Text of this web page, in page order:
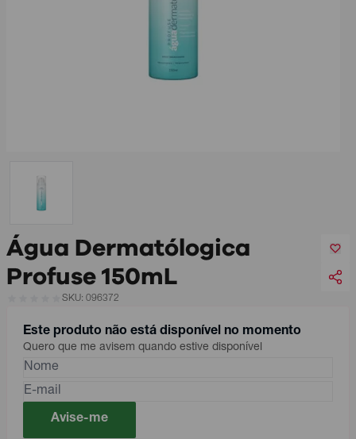
Água Dermatólogica
Profuse 150mL
SKU: 096372
Este produto não está disponível no momento
Quero que me avisem quando estive disponível
Avise-me